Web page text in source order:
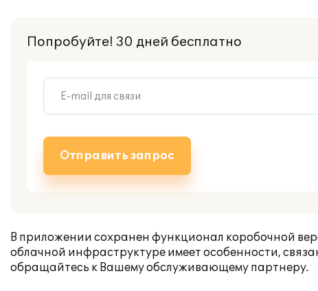
Попробуйте! 30 дней бесплатно
Отправить запрос
В приложении сохранен функционал коробочной
облачной инфраструктуре имеет особенности,
обращайтесь к Вашему обслуживающему партнеру.